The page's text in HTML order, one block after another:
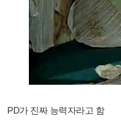
PD가 진짜 능력자라고 함